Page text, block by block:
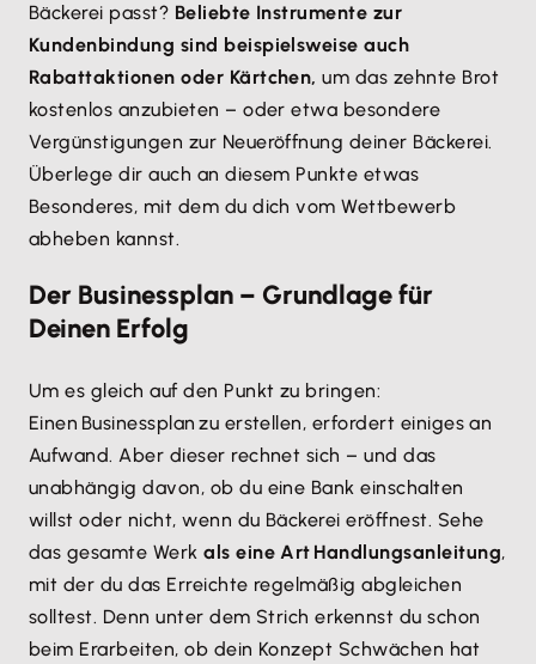
Bäckerei passt? Beliebte Instrumente zur
Kundenbindung sind beispielsweise auch
Rabattaktionen oder Kärtchen, um das zehnte Brot
kostenlos anzubieten – oder etwa besondere
Vergünstigungen zur Neueröffnung deiner Bäckerei.
Überlege dir auch an diesem Punkte etwas
Besonderes, mit dem du dich vom Wettbewerb
abheben kannst.
Der Businessplan – Grundlage für
Deinen Erfolg
Um es gleich auf den Punkt zu bringen:
Einen Businessplan zu erstellen, erfordert einiges an
Aufwand. Aber dieser rechnet sich – und das
unabhängig davon, ob du eine Bank einschalten
willst oder nicht, wenn du Bäckerei eröffnest. Sehe
das gesamte Werkals eine Art Handlungsanleitung,
mit der du das Erreichte regelmäßig abgleichen
solltest. Denn unter dem Strich erkennst du schon
beim Erarbeiten, ob dein Konzept Schwächen hat